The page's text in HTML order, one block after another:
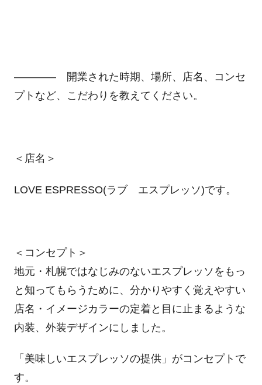
―――― 開業された時期、場所、店名、コンセ
プトなど、こだわりを教えてください。
＜店名＞
LOVE ESPRESSO(ラブ エスプレッソ)です。
＜コンセプト＞
地元・札幌ではなじみのないエスプレッソをもっ
と知ってもらうために、分かりやすく覚えやすい
店名・イメージカラーの定着と目に止まるような
内装、外装デザインにしました。
「美味しいエスプレッソの提供」がコンセプトで
す。